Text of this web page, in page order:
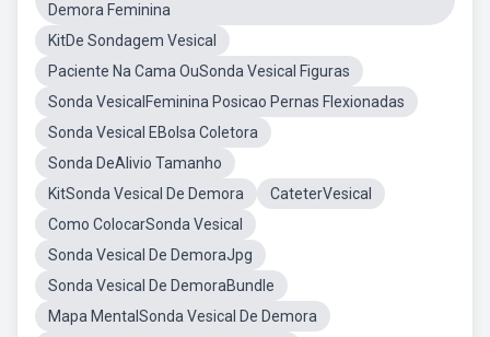
Demora Feminina
KitDe Sondagem Vesical
Paciente Na Cama OuSonda Vesical Figuras
Sonda VesicalFeminina Posicao Pernas Flexionadas
Sonda Vesical EBolsa Coletora
Sonda DeAlivio Tamanho
KitSonda Vesical De Demora
CateterVesical
Como ColocarSonda Vesical
Sonda Vesical De DemoraJpg
Sonda Vesical De DemoraBundle
Mapa MentalSonda Vesical De Demora